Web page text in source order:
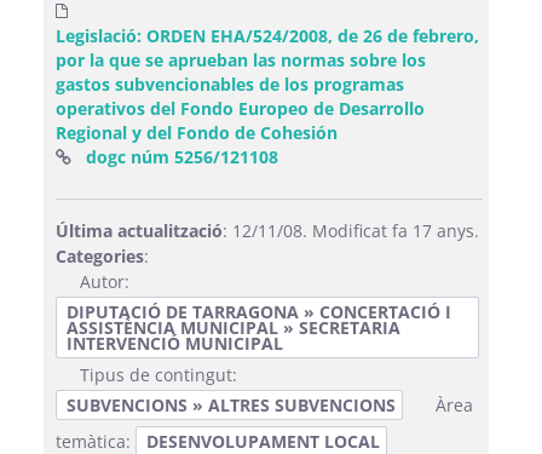
Legislació: ORDEN EHA/524/2008, de 26 de febrero,
por la que se aprueban las normas sobre los
gastos subvencionables de los programas
operativos del Fondo Europeo de Desarrollo
Regional y del Fondo de Cohesión
dogc núm 5256/121108(Obre una finestra nova)
Última actualització: 12/11/08. Modificat fa 17 anys.
Categories:
Autor:
DIPUTACIÓ DE TARRAGONA » CONCERTACIÓ I
ASSISTÈNCIA MUNICIPAL » SECRETARIA
INTERVENCIÓ MUNICIPAL
Tipus de contingut:
SUBVENCIONS » ALTRES SUBVENCIONS
Àrea
temàtica:
DESENVOLUPAMENT LOCAL